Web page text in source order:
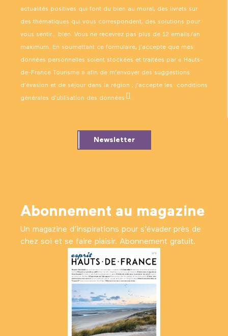
actualités positives qui font du bien au moral, des livrets sur
des thématiques qui vous correspondent, des solutions pour
vous sentir… bien. Vous ne recevrez pas plus de 12 emails/an
maximum. En soumettant ce formulaire, j’accepte que mes
données personnelles soient stockées et traitées par « Hauts-
de-France Tourisme » afin de m’envoyer des suggestions
d’évasion et de séjour dans la région ; j’accepte les conditions
générales d’utilisation des données .
Newsletter
Abonnement au magazine
Un magazine d’inspirations pour s'évader près de
chez soi et se faire plaisir. Abonnement gratuit.